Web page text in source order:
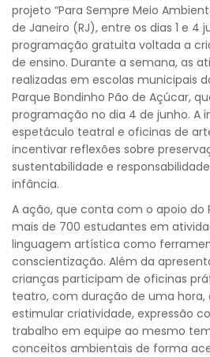
projeto “Para Sempre Meio
de Janeiro (RJ), entre os dias 1 e 4
programação gratuita voltada a
de ensino. Durante a semana, as
realizadas em escolas municipais
Parque Bondinho Pão de Açúcar,
programação no dia 4 de junho. A
espetáculo teatral e oficinas de
incentivar reflexões sobre
sustentabilidade e
infância.
A ação, que conta com o apoio do
mais de 700 estudantes em
linguagem artística como
conscientização. Além da
crianças participam de oficinas
teatro, com duração de uma hora,
estimular criatividade, expressão
trabalho em equipe ao mesmo
conceitos ambientais de forma